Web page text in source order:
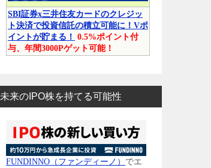
SBI証券x三井住友カードのクレジッ
ト決済で投資信託の積立可能に！Vポ
イントが貯まる！ 0.5%ポイント付
与、年間3000Pゲット可能！
未来のIPO株を持てる可能性
FUNDINNO（ファンディーノ） でエ